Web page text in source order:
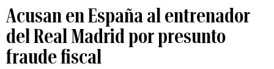
Acusan en España al entrenador
del Real Madrid por presunto
fraude fiscal